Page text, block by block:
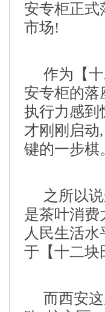
安专柜正式
市场!
作为【
安专柜的落
执行力感到
才刚刚启动
键的一步棋
之所以
是茶叶消费
人民生活
于【十二块
而西安